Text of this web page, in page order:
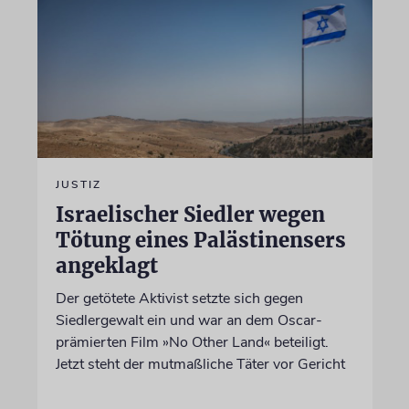
JUSTIZ
Israelischer Siedler wegen
Tötung eines Palästinensers
angeklagt
Der getötete Aktivist setzte sich gegen
Siedlergewalt ein und war an dem Oscar-
prämierten Film »No Other Land« beteiligt.
Jetzt steht der mutmaßliche Täter vor Gericht